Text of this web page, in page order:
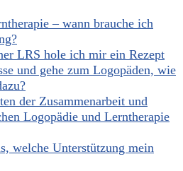
– wann brauche ich
LRS hole ich mir ein Rezept
und gehe zum Logopäden, wie
der Zusammenarbeit und
Logopädie und Lerntherapie
welche Unterstützung mein